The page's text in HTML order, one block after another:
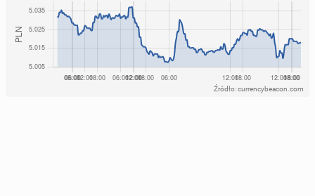
Źródło: currencybeacon.com